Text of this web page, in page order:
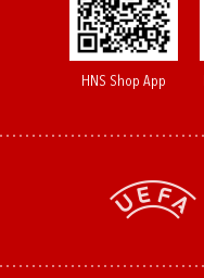
HNS Shop App